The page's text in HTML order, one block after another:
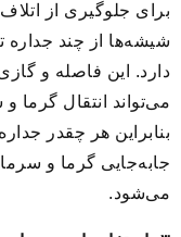
برای جلوگیری از
شیشه‌ها از چند جداره
دارد. این فاصله و
می‌تواند انتقال گرما
بنابراین هر چقدر
جابه‌جایی گرما و
می‌شود.